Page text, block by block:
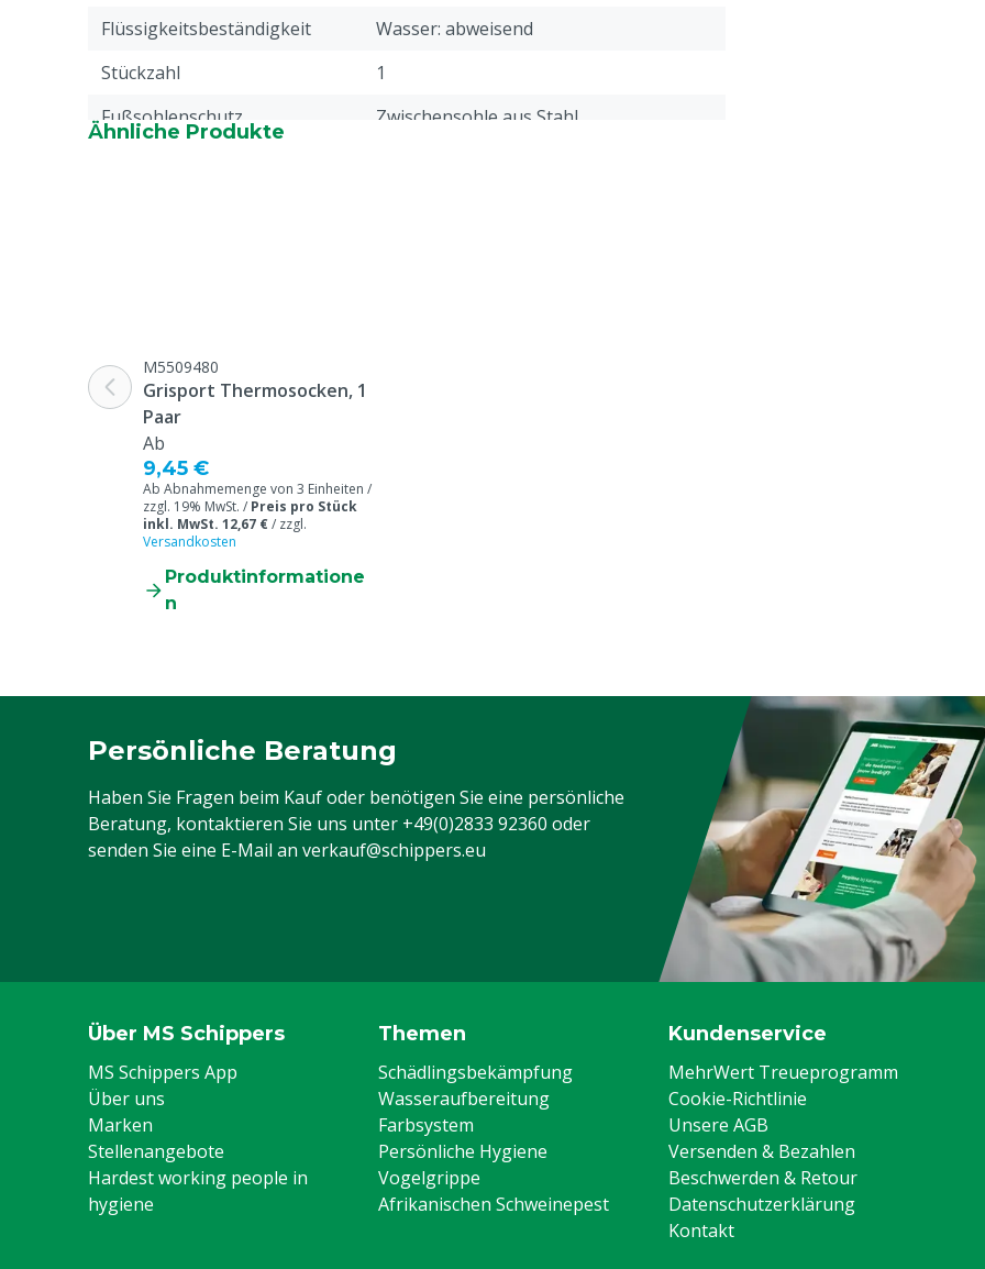
Flüssigkeitsbeständigkeit
Wasser: abweisend
Stückzahl
1
Fußsohlenschutz
Zwischensohle aus Stahl
Chemisch beständig
Tierarten
Schuhgröße
36
Ähnliche Produkte
M5509480
Grisport Thermosocken, 1
Paar
Ab
9,45 €
Ab Abnahmemenge von 3 Einheiten /
zzgl. 19% MwSt. / Preis pro Stück
inkl. MwSt. 12,67 €/ zzgl.
Versandkosten
Produktinformatione
n
Persönliche Beratung
Haben Sie Fragen beim Kauf oder benötigen Sie eine persönliche
Beratung, kontaktieren Sie uns unter +49(0)2833 92360 oder
senden Sie eine E-Mail an verkauf@schippers.eu
Über MS Schippers
MS Schippers App
Über uns
Marken
Stellenangebote
Hardest working people in
hygiene
Themen
Schädlingsbekämpfung
Wasseraufbereitung
Farbsystem
Persönliche Hygiene
Vogelgrippe
Afrikanischen Schweinepest
Kundenservice
MehrWert Treueprogramm
Cookie-Richtlinie
Unsere AGB
Versenden & Bezahlen
Beschwerden & Retour
Datenschutzerklärung
Kontakt